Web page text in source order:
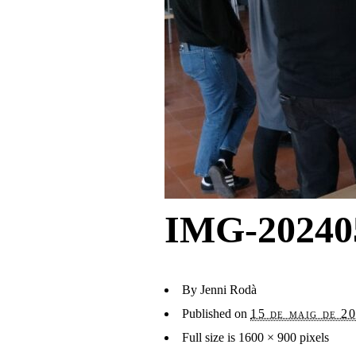
IMG-
By Jenni Rodà
Published on 15 de maig de
Full size is 1600 × 900 pixels